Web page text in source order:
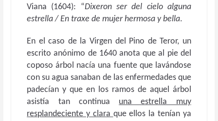
Viana (1604): “Dixeron ser del cielo alguna
estrella / En traxe de mujer hermosa y bella.
En el caso de la Virgen del Pino de Teror, un
escrito anónimo de 1640 anota que al pie del
coposo árbol nacía una fuente que lavándose
con su agua sanaban de las enfermedades que
padecían y que en los ramos de aquel árbol
asistía tan continua una estrella muy
resplandeciente y clara que ellos la tenían ya